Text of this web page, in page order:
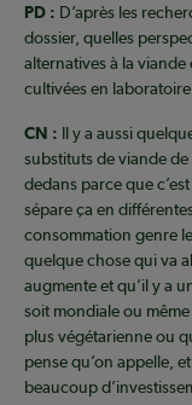
PD : D’après les
dossier, quelles
alternatives à la
cultivées en
CN : Il y a aussi
substituts de viande
dedans parce que
sépare ça en
consommation genre
quelque chose qui va
augmente et qu’il y a
soit mondiale ou
plus végétarienne ou
pense qu’on appelle,
beaucoup